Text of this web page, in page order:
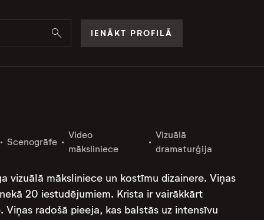
IENĀKT PROFILĀ
Scenogrāfe
Video
māksliniece
Vizuālā
dramaturģija
vizuālā māksliniece un kostīmu dizainere. Viņas
20 iestudējumiem. Krista ir vairākkārt
radošā pieeja, kas balstās uz intensīvu